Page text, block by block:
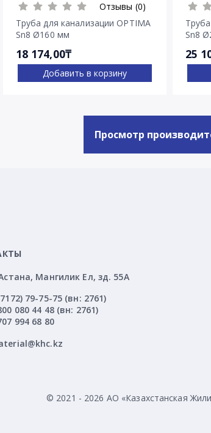
Отзывы (0)
Труба для канализации OPTIMA
Sn8 Ø160 мм
18 174,00₸
Добавить в корзину
Sn8
25
Просмотр
Мангилик Ел, зд. 55А
79-75-75 (вн: 2761)
080 44 48 (вн: 2761)
994 68 80
© 2021 - 2026 АО «Казахстанская